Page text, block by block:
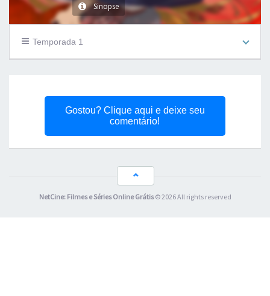
Sinopse
Temporada 1
Gostou? Clique aqui e deixe seu
comentário!
NetCine: Filmes e Séries Online Grátis© 2026 All rights reserved